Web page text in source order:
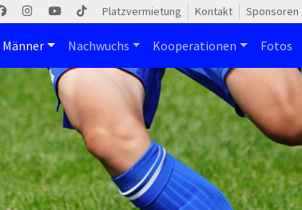
Platzvermietung Kontakt Sponsoren
Männer Nachwuchs Kooperationen Fotos